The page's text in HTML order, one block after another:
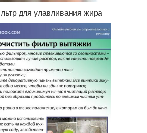
для улавливания жира